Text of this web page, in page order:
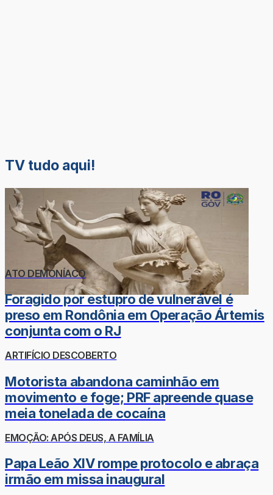
TV tudo aqui!
ATO DEMONÍACO
Foragido por estupro de vulnerável é
preso em Rondônia em Operação Ártemis
conjunta com o RJ
ARTIFÍCIO DESCOBERTO
Motorista abandona caminhão em
movimento e foge; PRF apreende quase
meia tonelada de cocaína
EMOÇÃO: APÓS DEUS, A FAMÍLIA
Papa Leão XIV rompe protocolo e abraça
irmão em missa inaugural